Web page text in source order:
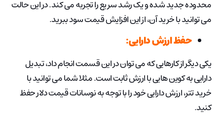
محدوده جدید شده و یک رشد سریع را تجربه می کند. در این حالت
می توانید با خرید آن، از این افزایش قیمت سود ببرید.
حفظ ارزش دارایی:
یکی دیگر از کارهایی که می توان در این قسمت انجام داد، تبدیل
دارایی به کوین هایی با ارزش ثابت است. مثلا شما می توانید با
خرید تتر، ارزش دارایی خود را با توجه به نوسانات قیمت دلار حفظ
کنید.